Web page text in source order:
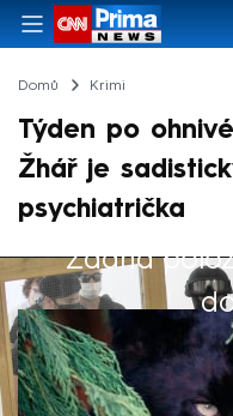
Domů Krimi
Týden po
Žhář je
psychiatrička
Žádná
Výběr redakce